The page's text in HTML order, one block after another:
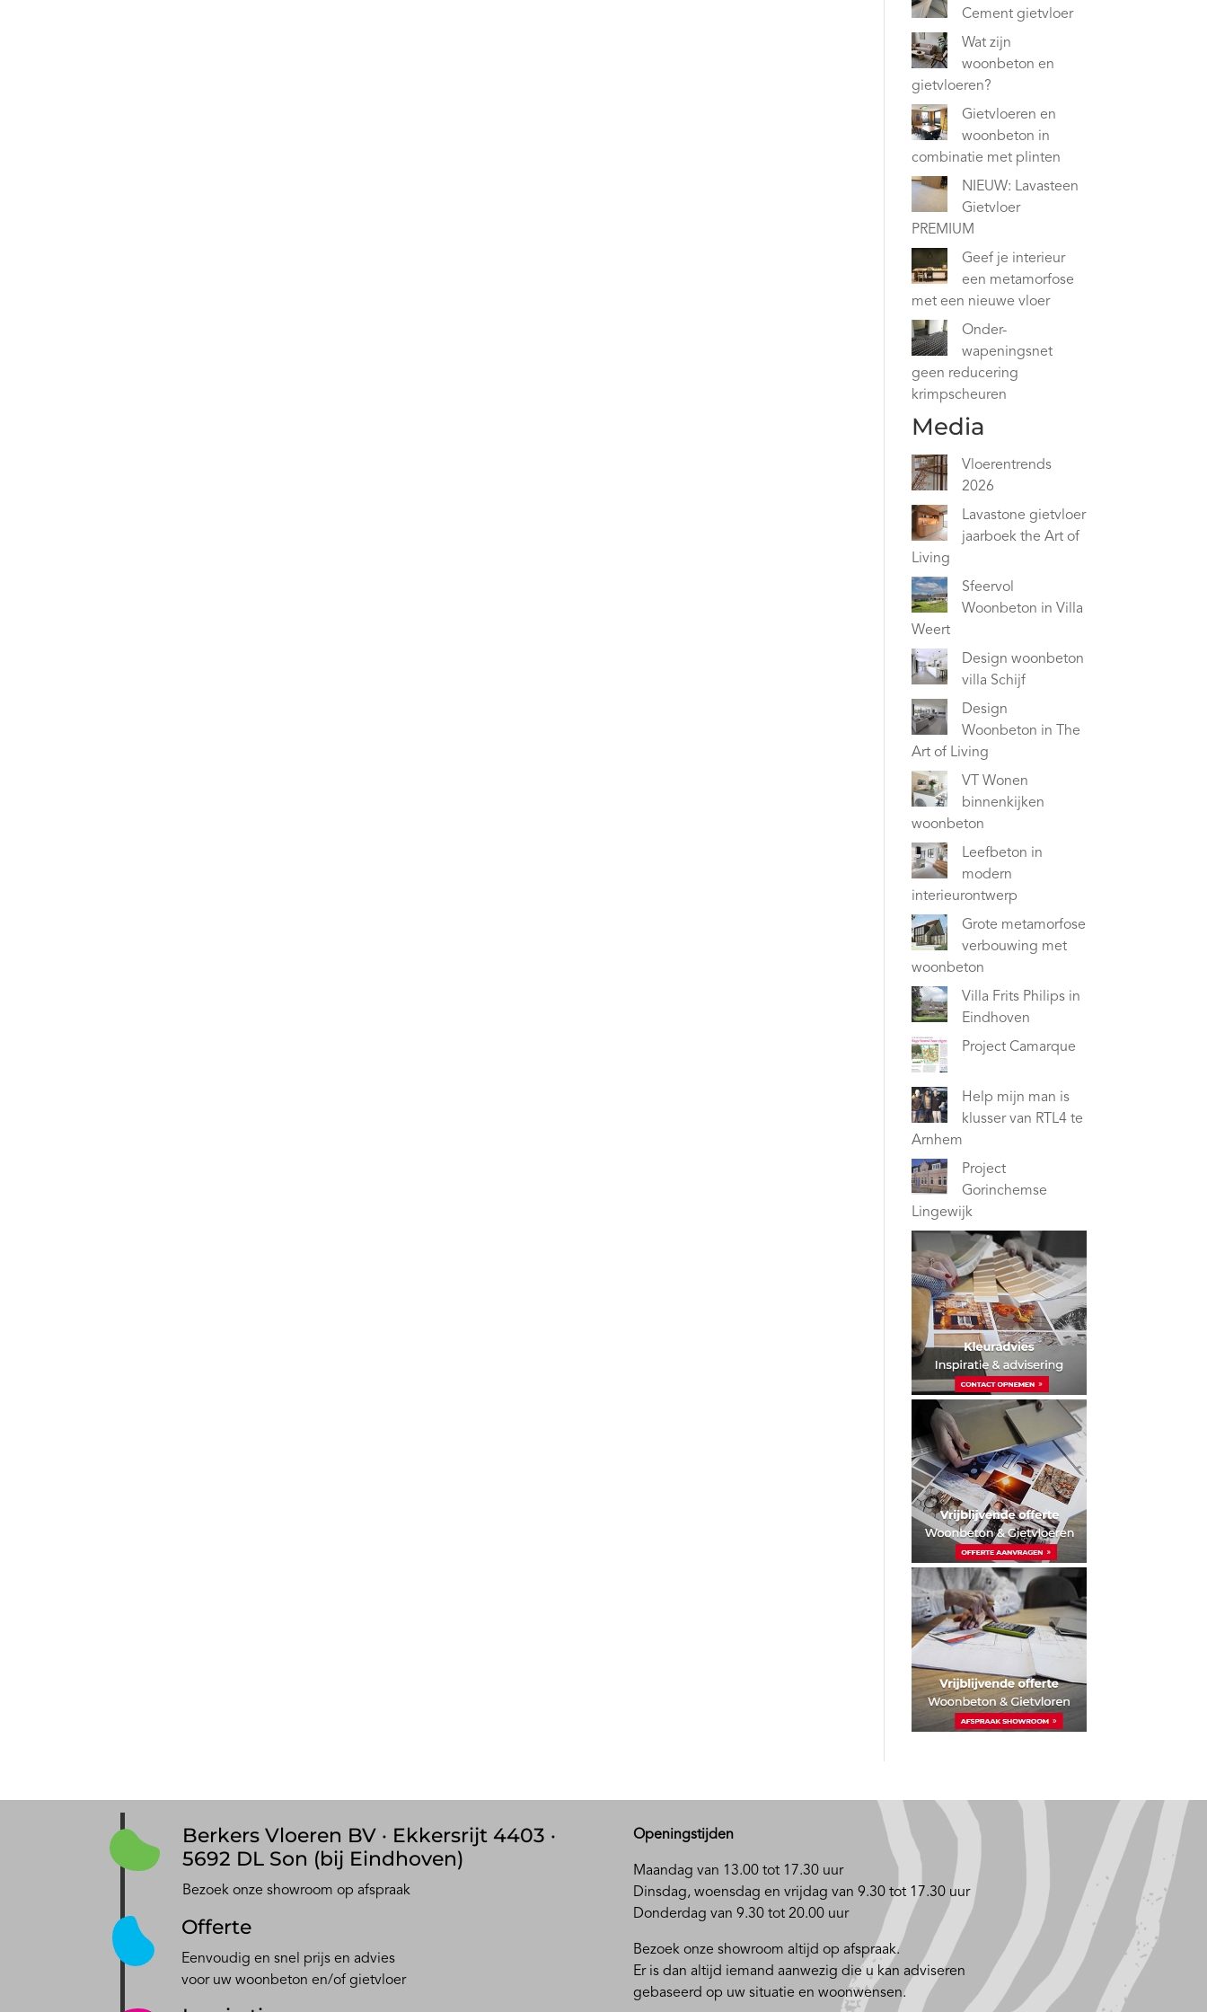
Cement gietvloer
Wat zijn
woonbeton en
gietvloeren?
Gietvloeren en
woonbeton in
combinatie met plinten
NIEUW: Lavasteen
Gietvloer
PREMIUM
Geef je interieur
een metamorfose
met een nieuwe vloer
Onder-
wapeningsnet
geen reducering
krimpscheuren
Media
Vloerentrends
2026
Lavastone gietvloer
jaarboek the Art of
Living
Sfeervol
Woonbeton in Villa
Weert
Design woonbeton
villa Schijf
Design
Woonbeton in The
Art of Living
VT Wonen
binnenkijken
woonbeton
Leefbeton in
modern
interieurontwerp
Grote metamorfose
verbouwing met
woonbeton
Villa Frits Philips in
Eindhoven
Project Camarque
Help mijn man is
klusser van RTL4 te
Arnhem
Project
Gorinchemse
Lingewijk
Berkers Vloeren BV · Ekkersrijt 4403 ·
5692 DL Son (bij Eindhoven)
Bezoek onze showroom op afspraak
Offerte
Eenvoudig en snel prijs en advies
voor uw woonbeton en/of gietvloer
Openingstijden
Maandag van 13.00 tot 17.30 uur
Dinsdag, woensdag en vrijdag van 9.30 tot 17.30 uur
Donderdag van 9.30 tot 20.00 uur
Bezoek onze showroom altijd op afspraak.
Er is dan altijd iemand aanwezig die u kan adviseren
gebaseerd op uw situatie en woonwensen.